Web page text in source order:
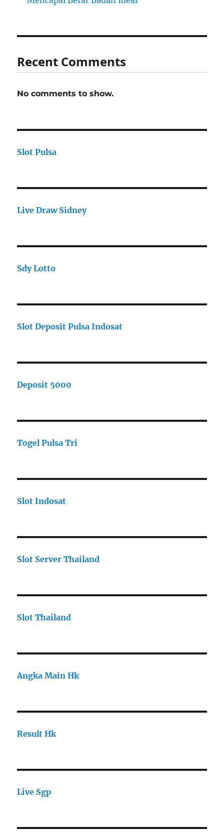
Recent Comments
No comments to show.
Slot Pulsa
Live Draw Sidney
Sdy Lotto
Slot Deposit Pulsa Indosat
Deposit 5000
Togel Pulsa Tri
Slot Indosat
Slot Server Thailand
Slot Thailand
Angka Main Hk
Result Hk
Live Sgp